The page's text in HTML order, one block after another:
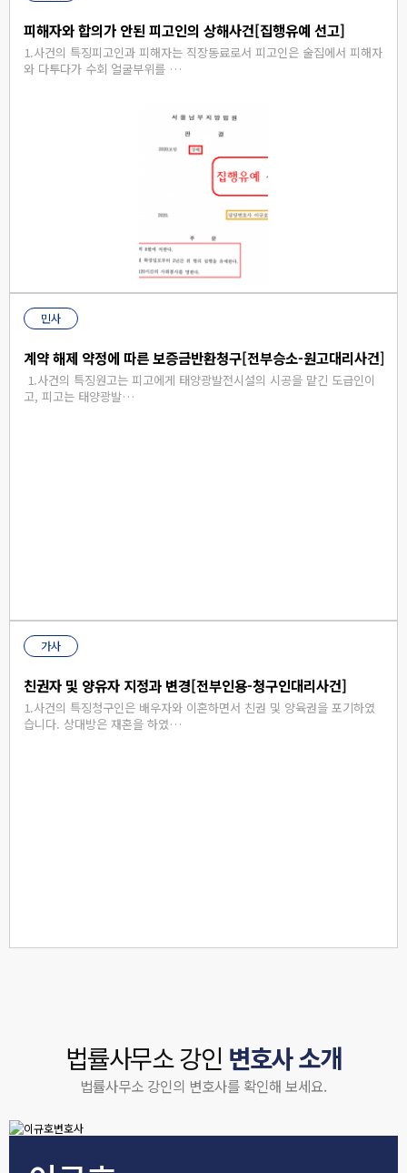
피해자와 합의가 안된 피고인의 상해사건[집행유예 선고]
1.사건의 특징피고인과 피해자는 직장동료로서 피고인은 술집에서 피해자
와 다투다가 수회 얼굴부위를 …
민사
계약 해제 약정에 따른 보증금반환청구[전부승소-원고대리사건]
1.사건의 특징원고는 피고에게 태양광발전시설의 시공을 맡긴 도급인이
고, 피고는 태양광발…
가사
친권자 및 양유자 지정과 변경[전부인용-청구인대리사건]
1.사건의 특징청구인은 배우자와 이혼하면서 친권 및 양육권을 포기하였
습니다. 상대방은 재혼을 하였…
법률사무소 강인 변호사 소개
법률사무소 강인의 변호사를 확인해 보세요.